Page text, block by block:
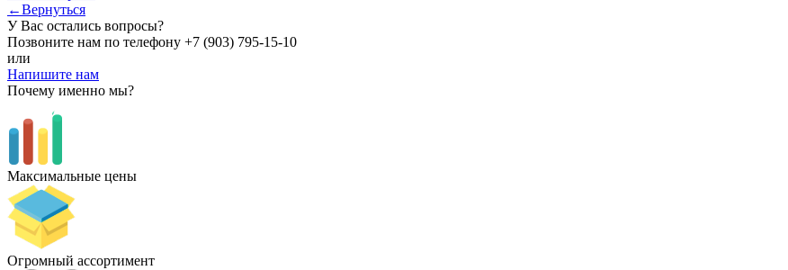
←Вернуться
У Вас остались вопросы?
Позвоните нам по телефону +7 (903) 795-15-10
или
Напишите нам
Почему именно мы?
Максимальные цены
Огромный ассортимент